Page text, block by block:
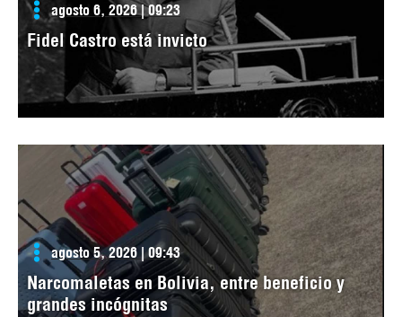
agosto 6, 2026 | 09:23
Fidel Castro está invicto
agosto 5, 2026 | 09:43
Narcomaletas en Bolivia, entre beneficio y
grandes incógnitas